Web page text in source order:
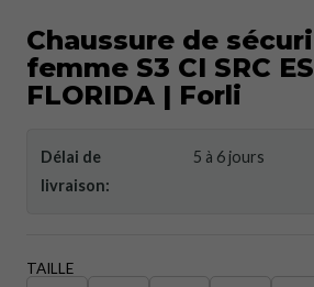
Chaussure de
femme S3 CI SRC
FLORIDA | Forli
Délai de
livraison:
5 à 6 jours
TAILLE